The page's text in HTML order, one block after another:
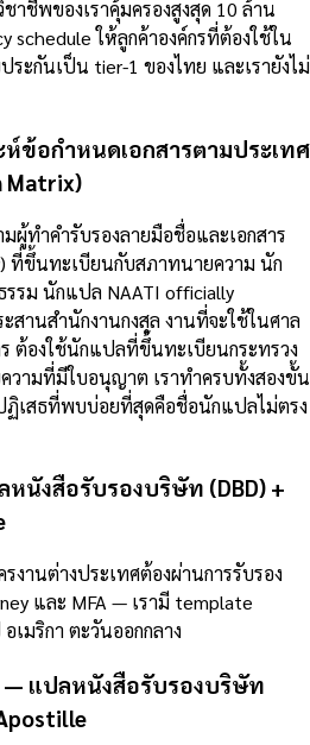
าชีพของเราคุ้มครองสูงสุด 10 ล้าน
schedule ให้ลูกค้าองค์กรที่ต้องใช้ใน
ระกันเป็น tier-1 ของไทย และเรายังไม่
ห์ข้อกำหนดเอกสารตามประเทศ
Matrix)
ผู้ทำคำรับรองลายมือชื่อและเอกสาร
ที่ขึ้นทะเบียนกับสภาทนายความ นัก
รม นักแปล NAATI officially
สานสำนักงานกงสุล งานที่จะใช้ในศาล
ต้องใช้นักแปลที่ขึ้นทะเบียนกระทรวง
วามที่มีใบอนุญาต เราทำครบทั้งสองขั้น
ฏิเสธที่พบบ่อยที่สุดคือชื่อนักแปลไม่ตรง
นังสือรับรองบริษัท (DBD) +
งานต่างประเทศต้องผ่านการรับรอง
และ MFA — เรามี template
เมริกา ตะวันออกกลาง
แปลหนังสือรับรองบริษัท